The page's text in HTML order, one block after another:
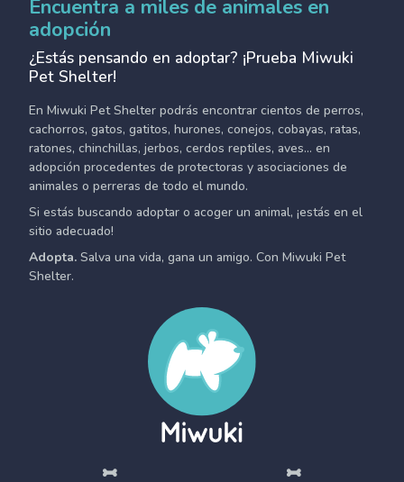
Encuentra a miles de animales en
adopción
¿Estás pensando en adoptar? ¡Prueba Miwuki
Pet Shelter!
En Miwuki Pet Shelter podrás encontrar cientos de perros,
cachorros, gatos, gatitos, hurones, conejos, cobayas, ratas,
ratones, chinchillas, jerbos, cerdos reptiles, aves... en
adopción procedentes de protectoras y asociaciones de
animales o perreras de todo el mundo.
Si estás buscando adoptar o acoger un animal, ¡estás en el
sitio adecuado!
Adopta. Salva una vida, gana un amigo. Con Miwuki Pet
Shelter.